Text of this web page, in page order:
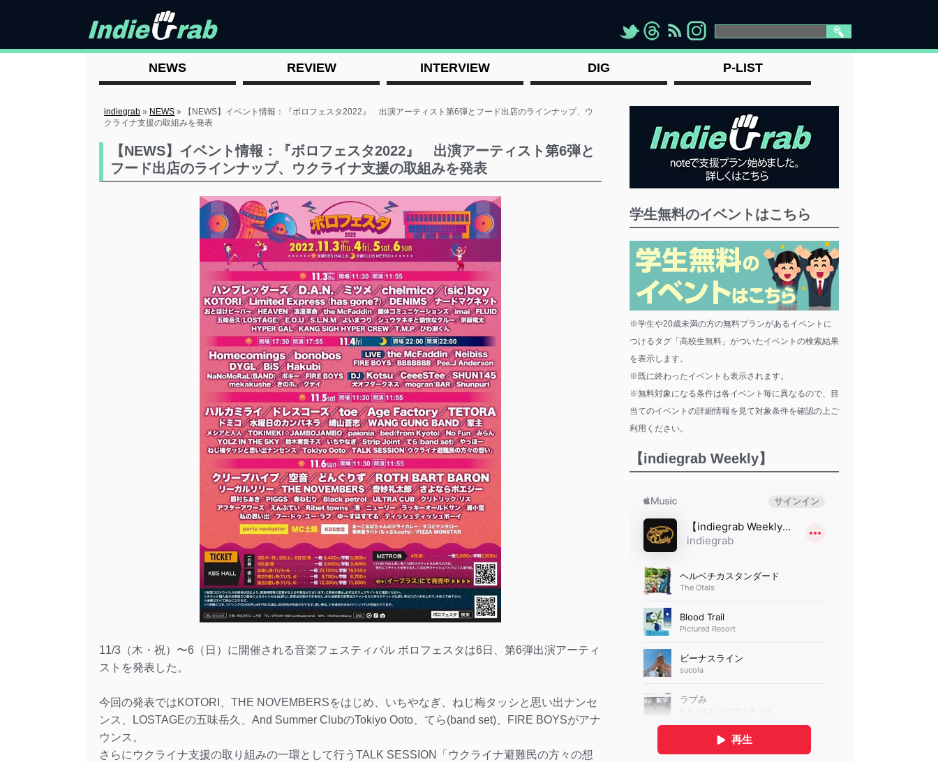
"> "> "> " >
NEWS REVIEW INTERVIEW DIG P-LIST
indiegrab » NEWS »
【NEWS】イベント情報：『ボロフェスタ2022』 出演アーティスト第6弾とフード出店のラインナップ、ウ
クライナ支援の取組みを発表
【NEWS】イベント情報：『ボロフェスタ2022』 出演アーティスト第6弾と
フード出店のラインナップ、ウクライナ支援の取組みを発表
11/3（木・祝）〜6（日）に開催される音楽フェスティバル ボロフェスタは6日、第6弾出演アーティ
ストを発表した。
今回の発表ではKOTORI、THE NOVEMBERSをはじめ、いちやなぎ、ねじ梅タッシと思い出ナンセ
ンス、LOSTAGEの五味岳久、And Summer ClubのTokiyo Ooto、てら(band set)、FIRE BOYSがアナ
ウンス。
さらにウクライナ支援の取り組みの一環として行うTALK SESSION「ウクライナ避難民の方々の想
学生無料のイベントはこちら
※学生や20歳未満の方の無料プランがあるイベントに
つけるタグ「高校生無料」がついたイベントの検索結果
を表示します。
※既に終わったイベントも表示されます。
※無料対象になる条件は各イベント毎に異なるので、目
当てのイベントの詳細情報を見て対象条件を確認の上ご
利用ください。
【indiegrab Weekly】